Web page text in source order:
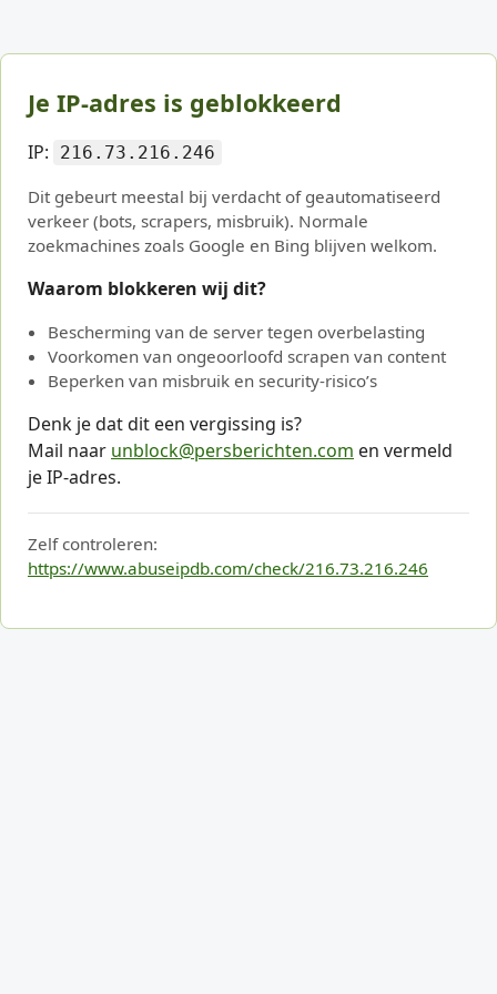
Je IP-adres is geblokkeerd
IP: 216.73.216.246
Dit gebeurt meestal bij verdacht of geautomatiseerd
verkeer (bots, scrapers, misbruik). Normale
zoekmachines zoals Google en Bing blijven welkom.
Waarom blokkeren wij dit?
Bescherming van de server tegen overbelasting
Voorkomen van ongeoorloofd scrapen van content
Beperken van misbruik en security-risico’s
Denk je dat dit een vergissing is?
Mail naar unblock@persberichten.com en vermeld
je IP-adres.
Zelf controleren:
https://www.abuseipdb.com/check/216.73.216.246